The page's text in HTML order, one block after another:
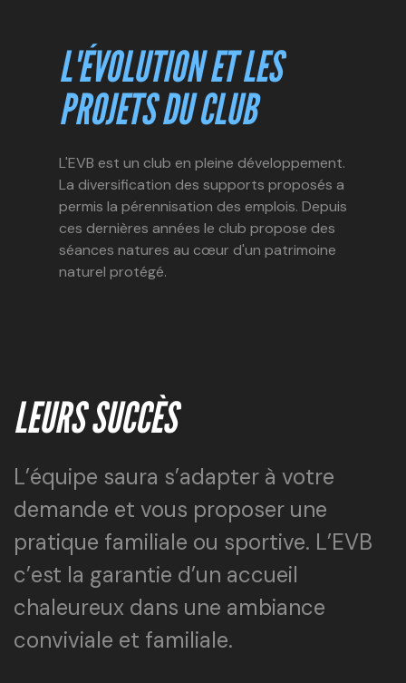
L'ÉVOLUTION ET LES
PROJETS DU CLUB
L'EVB est un club en pleine développement.
La diversification des supports proposés a
permis la pérennisation des emplois. Depuis
ces dernières années le club propose des
séances natures au cœur d'un patrimoine
naturel protégé.
LEURS SUCCÈS
L’équipe saura s’adapter à votre
demande et vous proposer une
pratique familiale ou sportive. L’EVB
c’est la garantie d’un accueil
chaleureux dans une ambiance
conviviale et familiale.